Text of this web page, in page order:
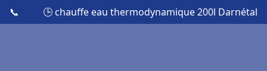
📞 🕒 chauffe eau thermodynamique 200l Darnétal